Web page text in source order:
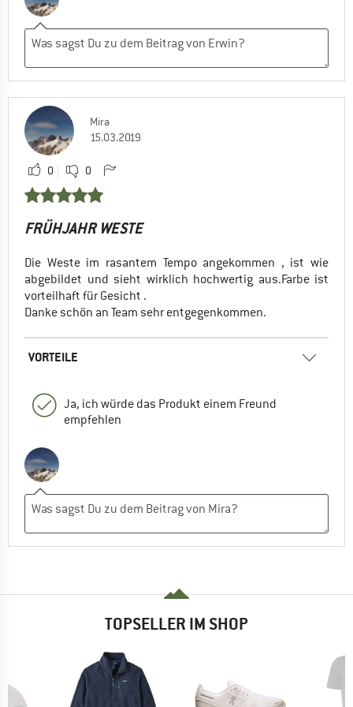
Mira
15.03.2019
0 0
FRÜHJAHR WESTE
Die Weste im rasantem Tempo angekommen , ist wie
abgebildet und sieht wirklich hochwertig aus.Farbe ist
vorteilhaft für Gesicht .
Danke schön an Team sehr entgegenkommen.
VORTEILE
Ja, ich würde das Produkt einem Freund
empfehlen
TOPSELLER IM SHOP